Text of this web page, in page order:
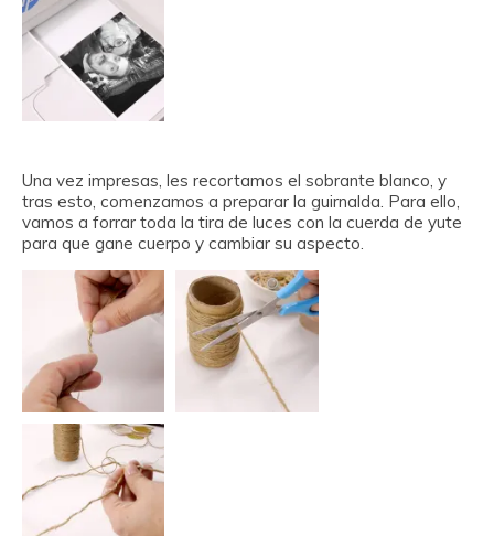
Una vez impresas, les recortamos el sobrante blanco, y
tras esto, comenzamos a preparar la guirnalda. Para ello,
vamos a forrar toda la tira de luces con la cuerda de yute
para que gane cuerpo y cambiar su aspecto.